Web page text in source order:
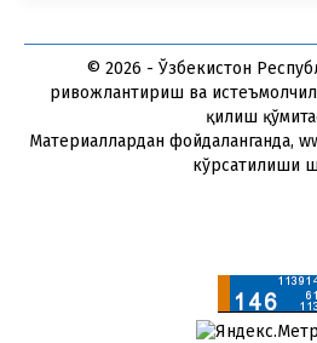
© 2026 - Ўзбекистон
ривожлантириш ва
қилиш
Материаллардан фойдаланганда,
кўрсатилиши